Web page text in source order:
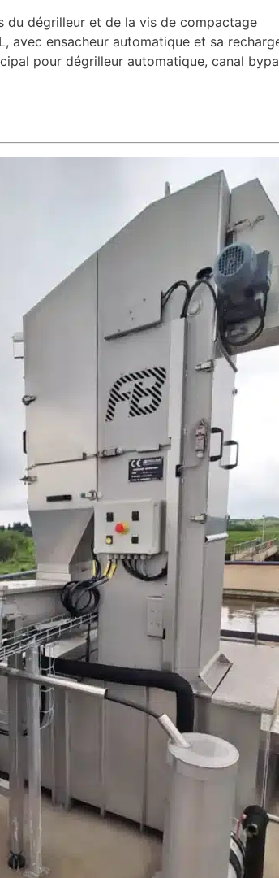
du dégrilleur et de la vis de compactage
avec ensacheur automatique et sa
pour dégrilleur automatique, canal